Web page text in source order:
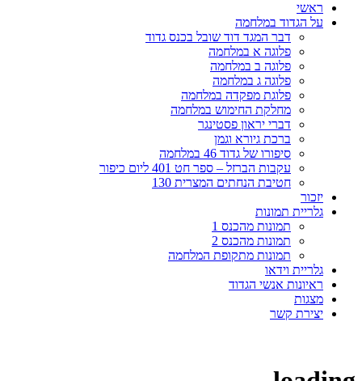
ראשי
על הגדוד במלחמה
דבר המגד דוד שובל בכנס גדוד
פלוגה א במלחמה
פלוגה ב במלחמה
פלוגה ג במלחמה
פלוגת מפקדה במלחמה
מחלקת החימוש במלחמה
דברי יראון פסטינגר
ברכת גיורא וגמן
סיפורו של גדוד 46 במלחמה
עקבות הברזל – ספר חט 401 ליום כיפור
חטיבת הנחתים המצרית 130
יזכור
גלריית תמונות
תמונות מהכנס 1
תמונות מהכנס 2
תמונות מתקופת המלחמה
גלריית וידאו
ראיונות אנשי הגדוד
מצגות
יצירת קשר